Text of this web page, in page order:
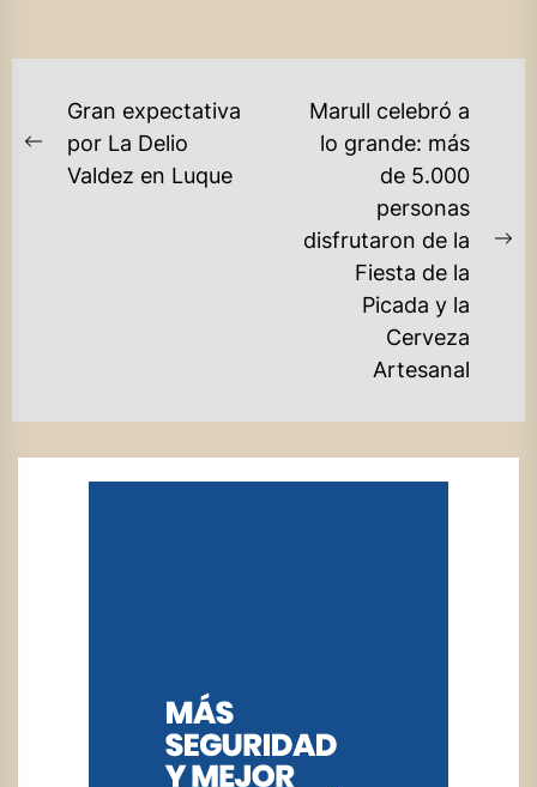
NAVEGACIÓN
DE
ENTRADAS
Previous
post:
Gran expectativa
por La Delio
Valdez en Luque
Marull celebró a
lo grande: más
de 5.000
personas
disfrutaron de la
Fiesta de la
Picada y la
Cerveza
Artesanal